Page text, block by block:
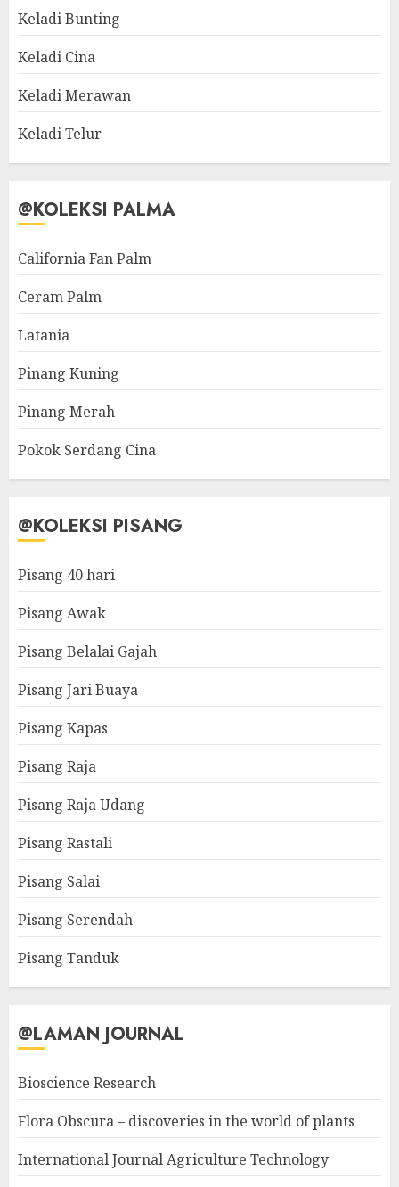
Keladi Bunting
Keladi Cina
Keladi Merawan
Keladi Telur
@KOLEKSI PALMA
California Fan Palm
Ceram Palm
Latania
Pinang Kuning
Pinang Merah
Pokok Serdang Cina
@KOLEKSI PISANG
Pisang 40 hari
Pisang Awak
Pisang Belalai Gajah
Pisang Jari Buaya
Pisang Kapas
Pisang Raja
Pisang Raja Udang
Pisang Rastali
Pisang Salai
Pisang Serendah
Pisang Tanduk
@LAMAN JOURNAL
Bioscience Research
Flora Obscura – discoveries in the world of plants
International Journal Agriculture Technology